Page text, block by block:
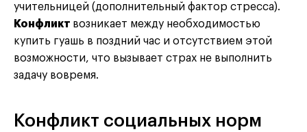
учительницей (дополнительный фактор стресса).
Конфликт возникает между необходимостью
купить гуашь в поздний час и отсутствием этой
возможности, что вызывает страх не выполнить
задачу вовремя.
Конфликт социальных норм